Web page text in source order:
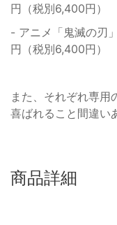
円（税別6,400円）
- アニメ「鬼滅の刃
円（税別6,400円）
また、それぞれ専用
喜ばれること間違い
商品詳細